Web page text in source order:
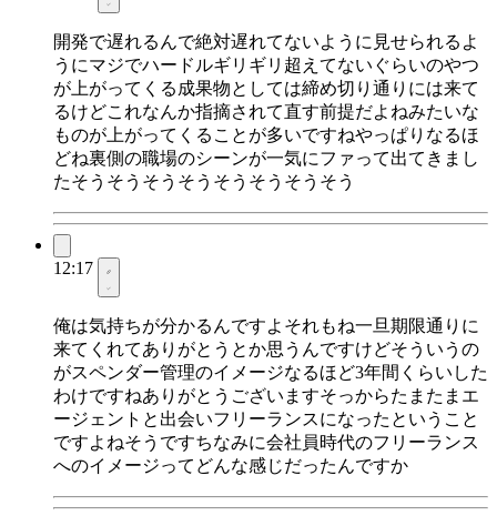
開発で遅れるんで絶対遅れてないように見せられるよ
うにマジでハードルギリギリ超えてないぐらいのやつ
が上がってくる成果物としては締め切り通りには来て
るけどこれなんか指摘されて直す前提だよねみたいな
ものが上がってくることが多いですねやっぱりなるほ
どね裏側の職場のシーンが一気にファって出てきまし
たそうそうそうそうそうそうそうそう
12:17
俺は気持ちが分かるんですよそれもね一旦期限通りに
来てくれてありがとうとか思うんですけどそういうの
がスペンダー管理のイメージなるほど3年間くらいした
わけですねありがとうございますそっからたまたまエ
ージェントと出会いフリーランスになったということ
ですよねそうですちなみに会社員時代のフリーランス
へのイメージってどんな感じだったんですか